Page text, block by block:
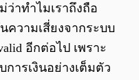
าทำไมเราถึงถือ
ความเสี่ยงจากระบบ
อีกต่อไป เพราะ
ารเงินอย่างเต็มตัว